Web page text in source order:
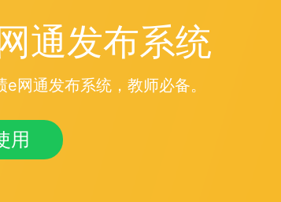
通发布系统
网通发布系统，教师必备。
用